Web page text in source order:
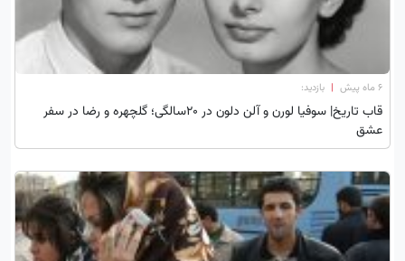
۶ ماه پیش | بازدید:
قاب تاریخ| ‌سوفیا لورن و آلن دلون در ۲۰سالگی؛ گلچهره و رضا در سفر
عشق